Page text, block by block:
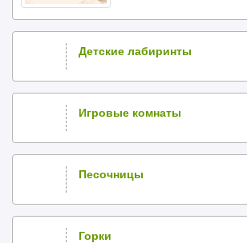
Детские лабиринты
Игровые комнаты
Песочницы
Горки